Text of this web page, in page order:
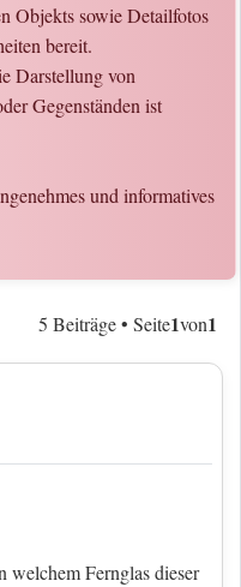
Objekts sowie Detailfotos
bereit.
Darstellung von
Gegenständen ist
und informatives
5 Beiträge • Seite1von1
Fernglas dieser